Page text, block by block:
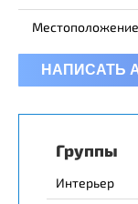
НАПИСАТЬ
Группы
Интерьер